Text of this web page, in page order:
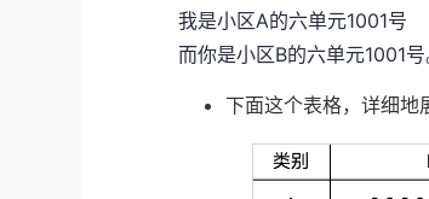
我是小区A的六单元1001号
而你是小区B的六单元1001号
下面这个表格，详细地